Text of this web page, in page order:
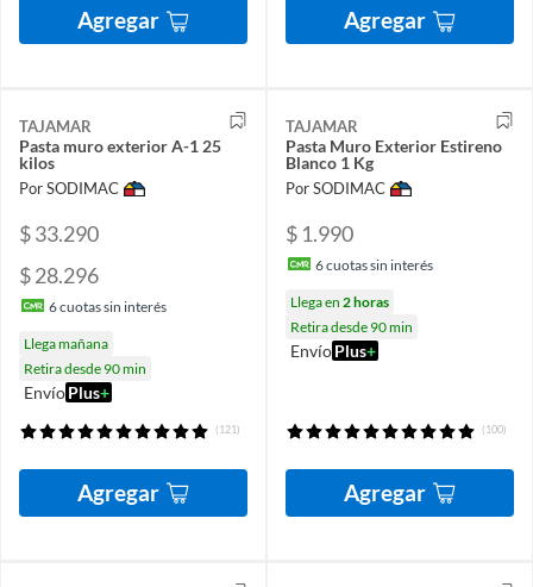
Agregar Agregar
TAJAMAR
Pasta muro exterior A-1 25
kilos
Por SODIMAC
$ 33.290
$ 28.296
6cuotas sin interés
Llega mañana
Retira desde 90 min
EnvíoPlus+
(121)
Agregar
TAJAMAR
Pasta Muro Exterior Estireno
Blanco 1 Kg
Por SODIMAC
$ 1.990
6cuotas sin interés
Llega en 2 horas
Retira desde 90 min
EnvíoPlus+
(100)
Agregar